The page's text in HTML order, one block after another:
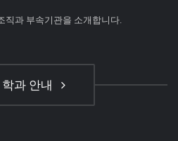
직과 부속기관을 소개합니다.
과 안내